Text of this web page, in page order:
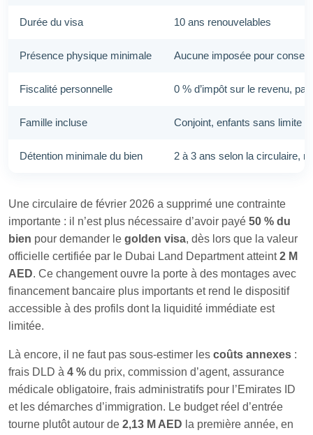
Durée du visa 10 ans renouvelables
Présence physique minimale Aucune imposée pour
Fiscalité personnelle 0 % d’impôt sur le revenu,
Famille incluse Conjoint, enfants sans limite
Détention minimale du bien 2 à 3 ans selon la circulaire,
Une circulaire de février 2026 a supprimé une contrainte
importante : il n’est plus nécessaire d’avoir payé 50 % du
bien pour demander le golden visa, dès lors que la valeur
officielle certifiée par le Dubai Land Department atteint2 M
AED. Ce changement ouvre la porte à des montages avec
financement bancaire plus importants et rend le dispositif
accessible à des profils dont la liquidité immédiate est
limitée.
Là encore, il ne faut pas sous-estimer les coûts annexes :
frais DLD à 4 % du prix, commission d’agent, assurance
médicale obligatoire, frais administratifs pour l’Emirates ID
et les démarches d’immigration. Le budget réel d’entrée
tourne plutôt autour de 2,13 M AED la première année, en